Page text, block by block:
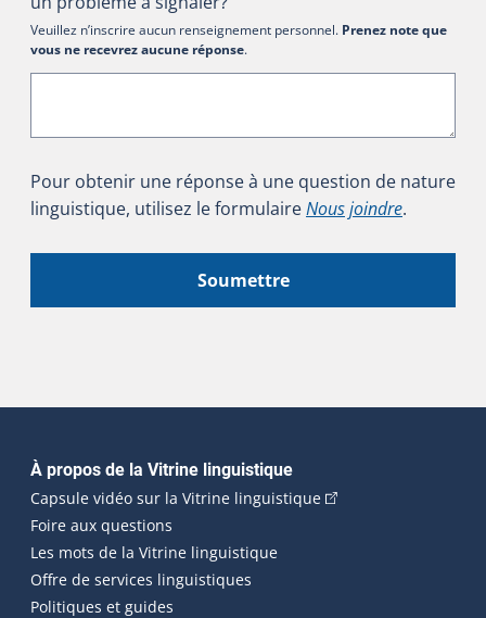
Veuillez n’inscrire aucun renseignement personnel. Prenez note que
vous ne recevrez aucune réponse.
Pour obtenir une réponse à une question de nature
linguistique, utilisez le formulaireNous joindre.
Soumettre
Navigation principale
À propos de la Vitrine linguistique
Capsule vidéo sur la Vitrine linguistique(Cet hyperlien
Foire aux questions
Les mots de la Vitrine linguistique
Offre de services linguistiques
Politiques et guides